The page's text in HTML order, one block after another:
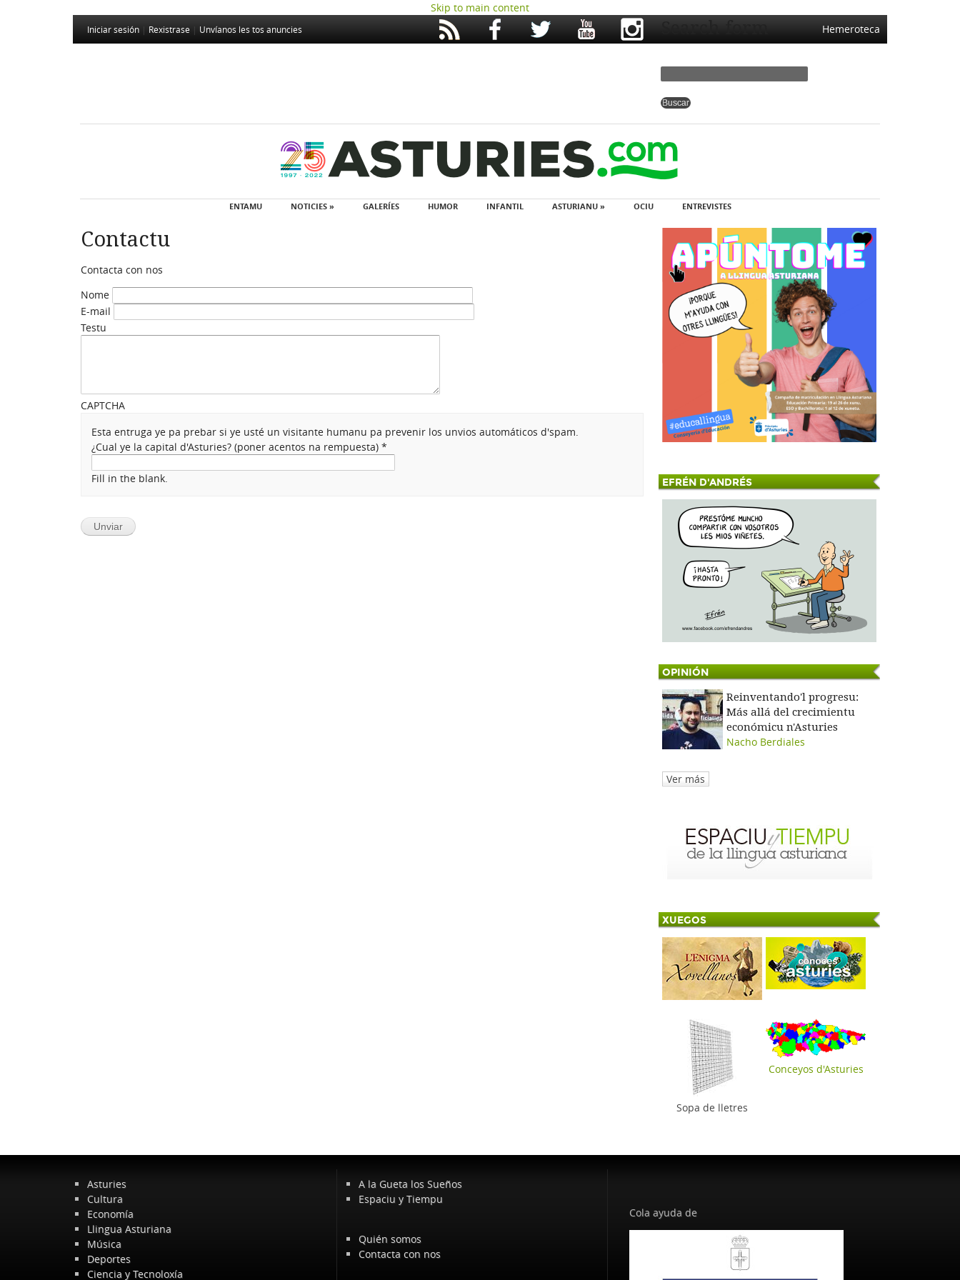
Skip to main content
Iniciar sesión Rexistrase Unvíanos les tos anuncies Hemeroteca
Search form
ENTAMU NOTICIES » GALERÍES HUMOR INFANTIL ASTURIANU » OCIU ENTREVISTES
Contactu
Contacta con nos
Nome
E-mail
Testu
CAPTCHA
Esta entruga ye pa prebar si ye usté un visitante humanu pa prevenir los unvios automáticos d'spam.
¿Cual ye la capital d'Asturies? (poner acentos na rempuesta)*
Fill in the blank. EFRÉN D'ANDRÉS
OPINIÓN
Reinventando'l progresu:
Más allá del crecimientu
económicu n'Asturies
Nacho Berdiales
Ver más
XUEGOS
Sopa de lletres
Conceyos d'Asturies
Asturies
Cultura
Economía
Llingua Asturiana
Música
Deportes
Ciencia y Tecnoloxía
A la Gueta los Sueños
Espaciu y Tiempu
Quién somos
Contacta con nos
Cola ayuda de